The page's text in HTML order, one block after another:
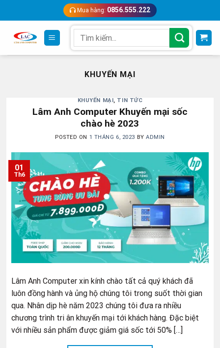
content
Mua hàng: 0856.555.222
for:
KHUYẾN MẠI
KHUYẾN MẠI, TIN TỨC
Lâm Anh Computer Khuyến mại sốc
chào hè 2023
POSTED ON 1 THÁNG 6, 2023 BYADMIN
01
Th6
Lâm Anh Computer xin kính chào tất cả quý khách đã
luôn đồng hành và ủng hộ chúng tôi trong suốt thời gian
qua. Nhân dịp hè năm 2023 chúng tôi đưa ra nhiều
chương trình tri ân khuyến mại tới khách hàng. Đặc biệt
với nhiều sản phẩm được giảm giá sốc tới 50% […]